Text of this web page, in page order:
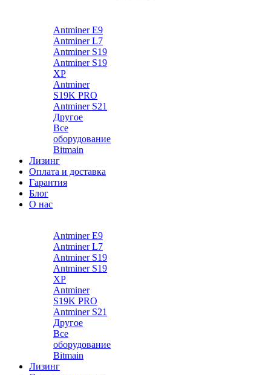
Antminer E9
Antminer L7
Antminer S19
Antminer S19
XP
Antminer
S19K PRO
Antminer S21
Другое
Все
оборудование
Bitmain
Лизинг
Оплата и доставка
Гарантия
Блог
О нас
Antminer E9
Antminer L7
Antminer S19
Antminer S19
XP
Antminer
S19K PRO
Antminer S21
Другое
Все
оборудование
Bitmain
Лизинг